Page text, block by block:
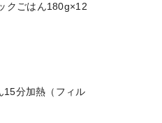
クごはん180g×12
15分加熱（フィル